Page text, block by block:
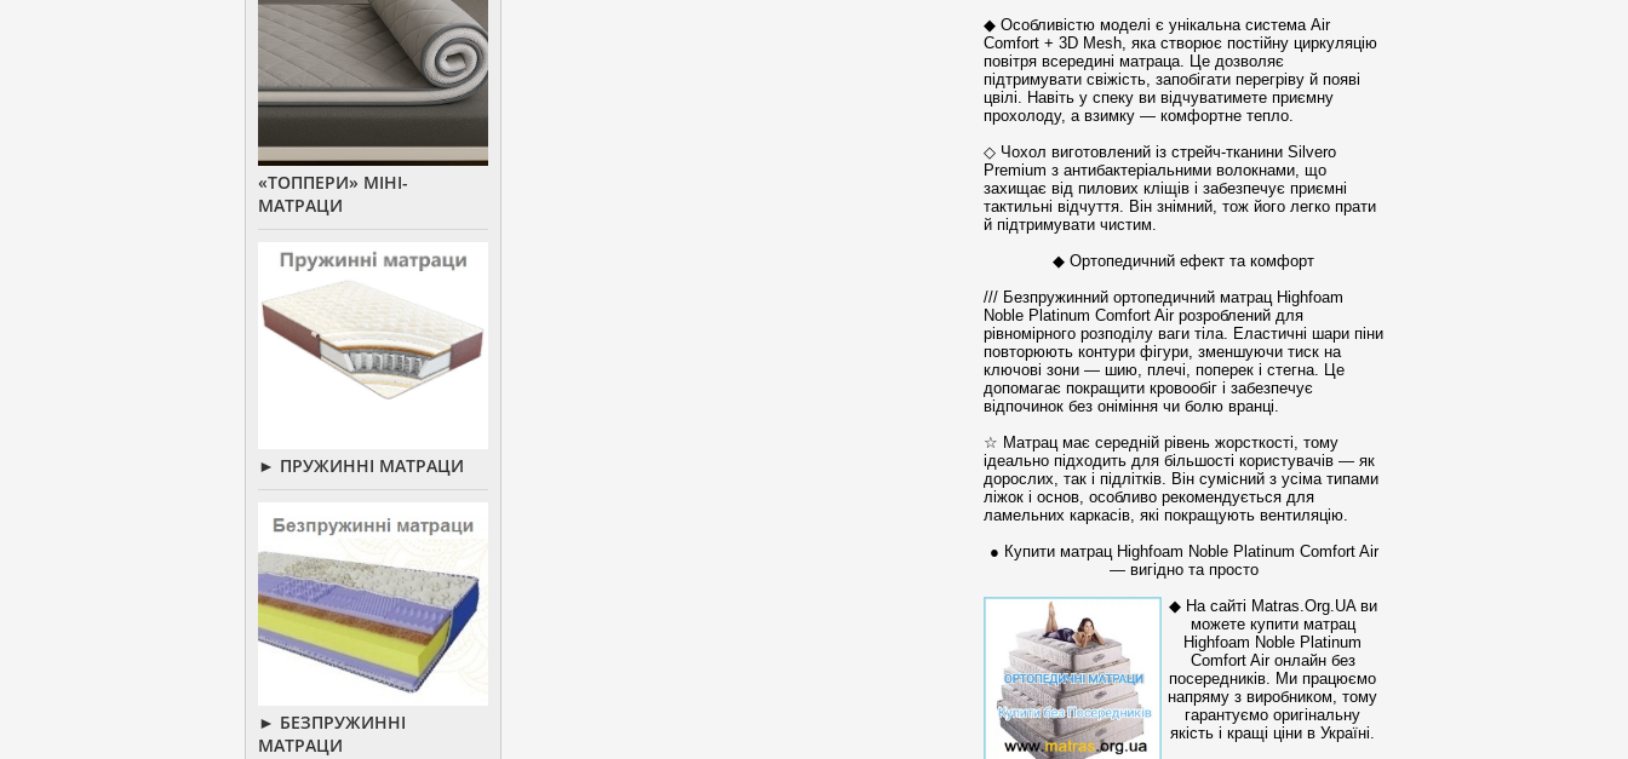
◆ Особливістю моделі є унікальна система Air
Comfort + 3D Mesh, яка створює постійну циркуляцію
повітря всередині матраца. Це дозволяє
підтримувати свіжість, запобігати перегріву й появі
цвілі. Навіть у спеку ви відчуватимете приємну
прохолоду, а взимку — комфортне тепло.
◇ Чохол виготовлений із стрейч-тканини Silvero
Premium з антибактеріальними волокнами, що
захищає від пилових кліщів і забезпечує приємні
тактильні відчуття. Він знімний, тож його легко прати
й підтримувати чистим.
◆ Ортопедичний ефект та комфорт
/// Безпружинний ортопедичний матрац Highfoam
Noble Platinum Comfort Air розроблений для
рівномірного розподілу ваги тіла. Еластичні шари піни
повторюють контури фігури, зменшуючи тиск на
ключові зони — шию, плечі, поперек і стегна. Це
допомагає покращити кровообіг і забезпечує
відпочинок без оніміння чи болю вранці.
☆ Матрац має середній рівень жорсткості, тому
ідеально підходить для більшості користувачів — як
дорослих, так і підлітків. Він сумісний з усіма типами
ліжок і основ, особливо рекомендується для
ламельних каркасів, які покращують вентиляцію.
● Купити матрац Highfoam Noble Platinum Comfort Air
— вигідно та просто
◆ На сайті Matras.Org.UA ви
можете купити матрац
Highfoam Noble Platinum
Comfort Air онлайн без
посередників. Ми працюємо
напряму з виробником, тому
гарантуємо оригінальну
якість і кращі ціни в Україні.
«ТОППЕРИ» МІНІ-
МАТРАЦИ
► ПРУЖИННІ МАТРАЦИ
► БЕЗПРУЖИННІ
МАТРАЦИ